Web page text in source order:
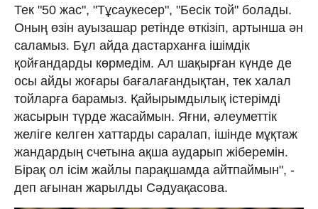
Тек "50 жас", "Тұсаукесер", "Бесік той" болады.
Оның өзін ауызашар ретінде өткізіп, артынша ән
саламыз. Бұл айда дастарханға ішімдік
қойғандарды көрмедім. Ал шақырған күнде де
осы айды жоғары бағалағандықтан, тек халал
тойларға барамыз. Қайырымдылық істерімді
жасырын түрде жасаймын. Яғни, әлеуметтік
желіге келген хаттарды саралап, ішінде мұқтаж
жандардың счетына ақша аударып жіберемін.
Бірақ ол ісім жайлы парақшамда айтпаймын", -
деп ағынан жарылды Сәдуақасова.